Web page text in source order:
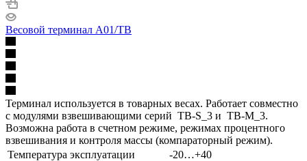
Весовой терминал A01/TB
Терминал используется в товарных весах. Работает совместно
с модулями взвешивающими серий TB-S_3 и TB-M_3.
Возможна работа в счетном режиме, режимах процентного
взвешивания и контроля массы (компараторный режим).
Температура эксплуатации
-20…+40